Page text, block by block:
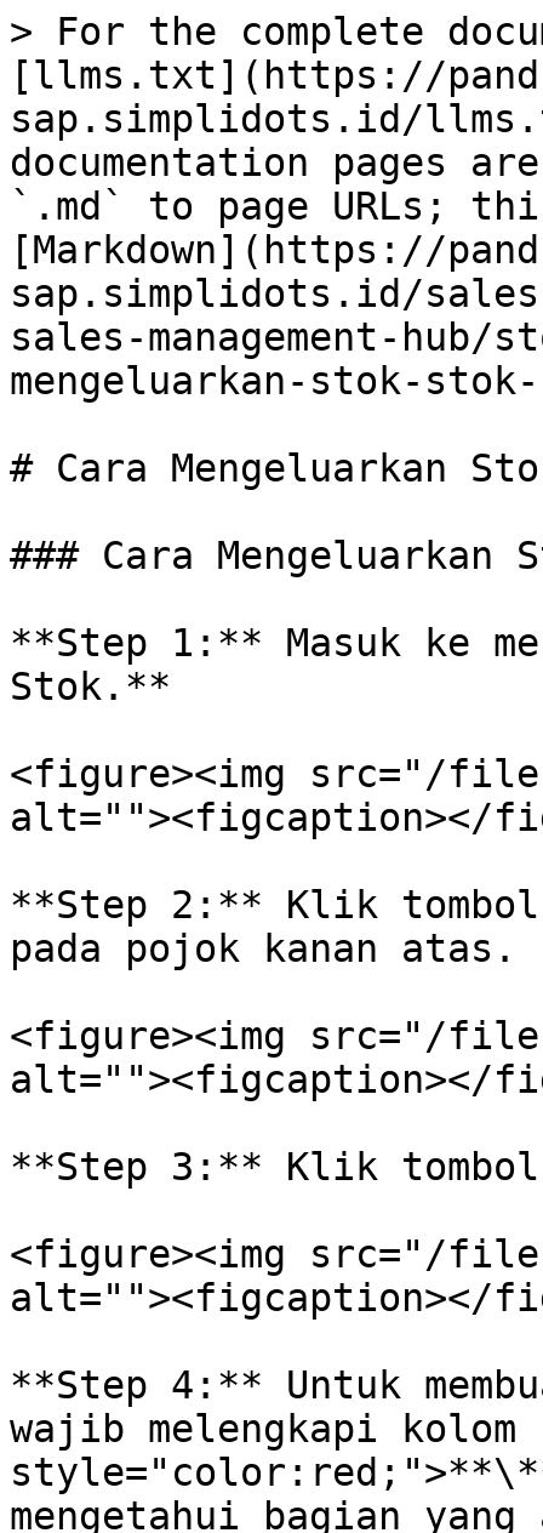
> For the complete
[llms.txt](https://
sap.simplidots.id/
documentation pages
`.md` to page URLs;
[Markdown](https://
sap.simplidots.id/
sales-management-
mengeluarkan-stok-
# Cara Mengeluarkan
### Cara
**Step 1:** Masuk ke
Stok.**
<figure><img src="/files/
alt=""><figcaption></
**Step 2:** Klik
pada pojok kanan atas.
<figure><img src="/files/
alt=""><figcaption></
**Step 3:** Klik
<figure><img src="/files/
alt=""><figcaption></
**Step 4:** Untuk
wajib melengkapi kolom
mengetahui bagian